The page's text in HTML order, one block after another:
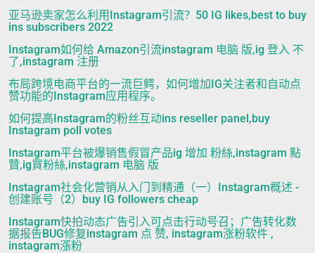
亚马逊卖家怎么利用Instagram引流？50 IG likes,best to buy
ins subscribers 2022
Instagram如何给 Amazon引流instagram 电脑 版,ig 登入 不
了,instagram 注册
布局跨境电商平台的一流巨鳄，如何增加IG关注者和自动点
赞功能的Instagram应用程序。
如何提高Instagram的粉丝互动ins reseller panel,buy
Instagram poll votes
Instagram平台被爆销售假冒产品ig 增加 粉絲,instagram 點
贊,ig買粉絲,instagram 电脑 版
Instagram社会化营销从入门到精通（一）Instagram概述 -
创建账号（2）buy IG followers cheap
Instagram快拍动态广告引入可点击行动号召；广告转化数
据报告BUG修复instagram 点 赞, instagram涨粉软件 ,
instagram漲粉